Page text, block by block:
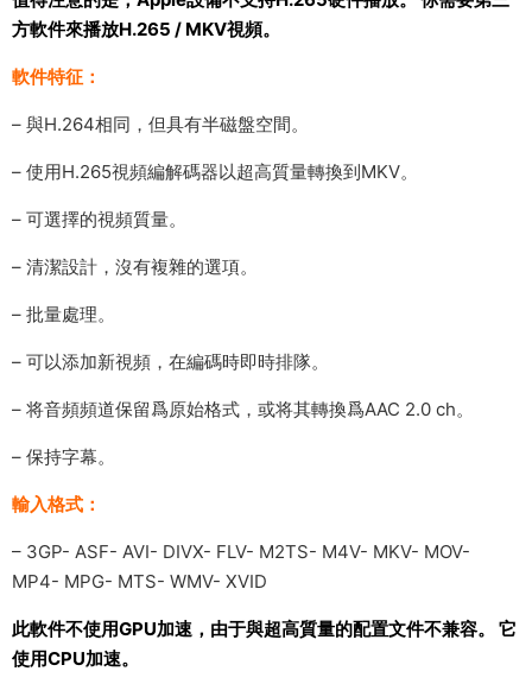
方軟件來播放H.265 / MKV視頻。
軟件特征：
– 與H.264相同，但具有半磁盤空間。
– 使用H.265視頻編解碼器以超高質量轉換到MKV。
– 可選擇的視頻質量。
– 清潔設計，沒有複雜的選項。
– 批量處理。
– 可以添加新視頻，在編碼時即時排隊。
– 将音頻頻道保留爲原始格式，或将其轉換爲AAC 2.0 ch。
– 保持字幕。
輸入格式：
– 3GP- ASF- AVI- DIVX- FLV- M2TS- M4V- MKV- MOV-
MP4- MPG- MTS- WMV- XVID
此軟件不使用GPU加速，由于與超高質量的配置文件不兼容。 它
使用CPU加速。